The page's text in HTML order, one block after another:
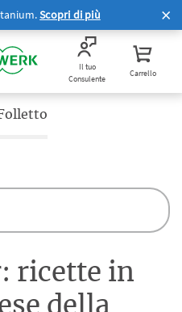
Scopri di più
Il tuo
Consulente
Carrello
Folletto
ricette in